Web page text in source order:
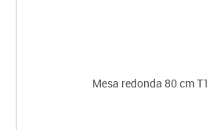
Mesa redonda 80 cm